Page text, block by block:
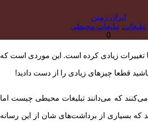
ایران زمین
تبلیغات, تبلیغات محیطی
0
تغییرات زیادی کرده است. این موردی است که
باشید قطعا چیزهای زیادی را از دست دادید!
که می‌دانند تبلیغات محیطی چیست اما
که بسیاری از برداشت‌های شان از این رسانه